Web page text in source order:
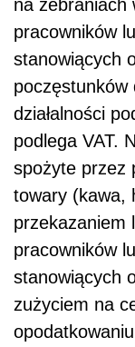
na zebraniach
pracowników
stanowiących
poczęstunków
działalności
podlega VAT.
spożyte przez
towary (kawa,
przekazaniem
pracowników
stanowiących
zużyciem na